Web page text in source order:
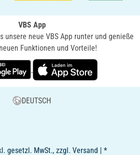
VBS App
unsere neue VBS App runter und genieße
Funktionen und Vorteile!
DEUTSCH
gesetzl. MwSt., zzgl. Versand | *